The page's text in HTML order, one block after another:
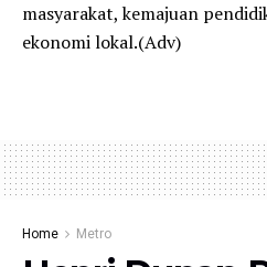
masyarakat, kemajuan
ekonomi lokal.(Adv)
Home Metro